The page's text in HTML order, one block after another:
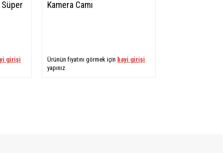
girişi
Kamera Camı
Ürünün fiyatını görmek için bayi girişi
yapınız